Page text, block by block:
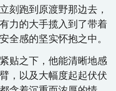
刻跑到原渡野那边去，
力的大手揽入到了带着
全感的坚实怀抱之中。
贴之下，他能清晰地感
，以及大幅度起起伏伏